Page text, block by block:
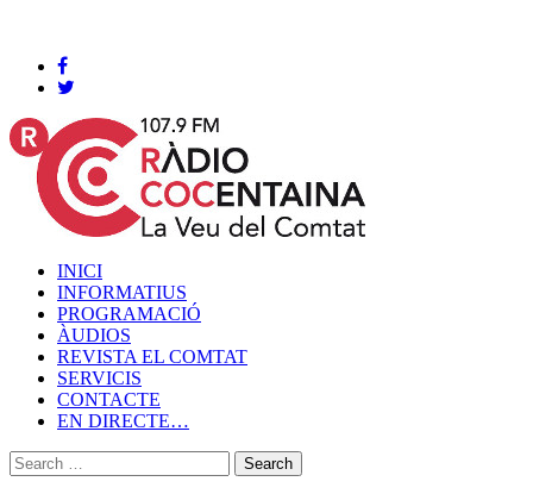
INICI
INFORMATIUS
PROGRAMACIÓ
ÀUDIOS
REVISTA EL COMTAT
SERVICIS
CONTACTE
EN DIRECTE…